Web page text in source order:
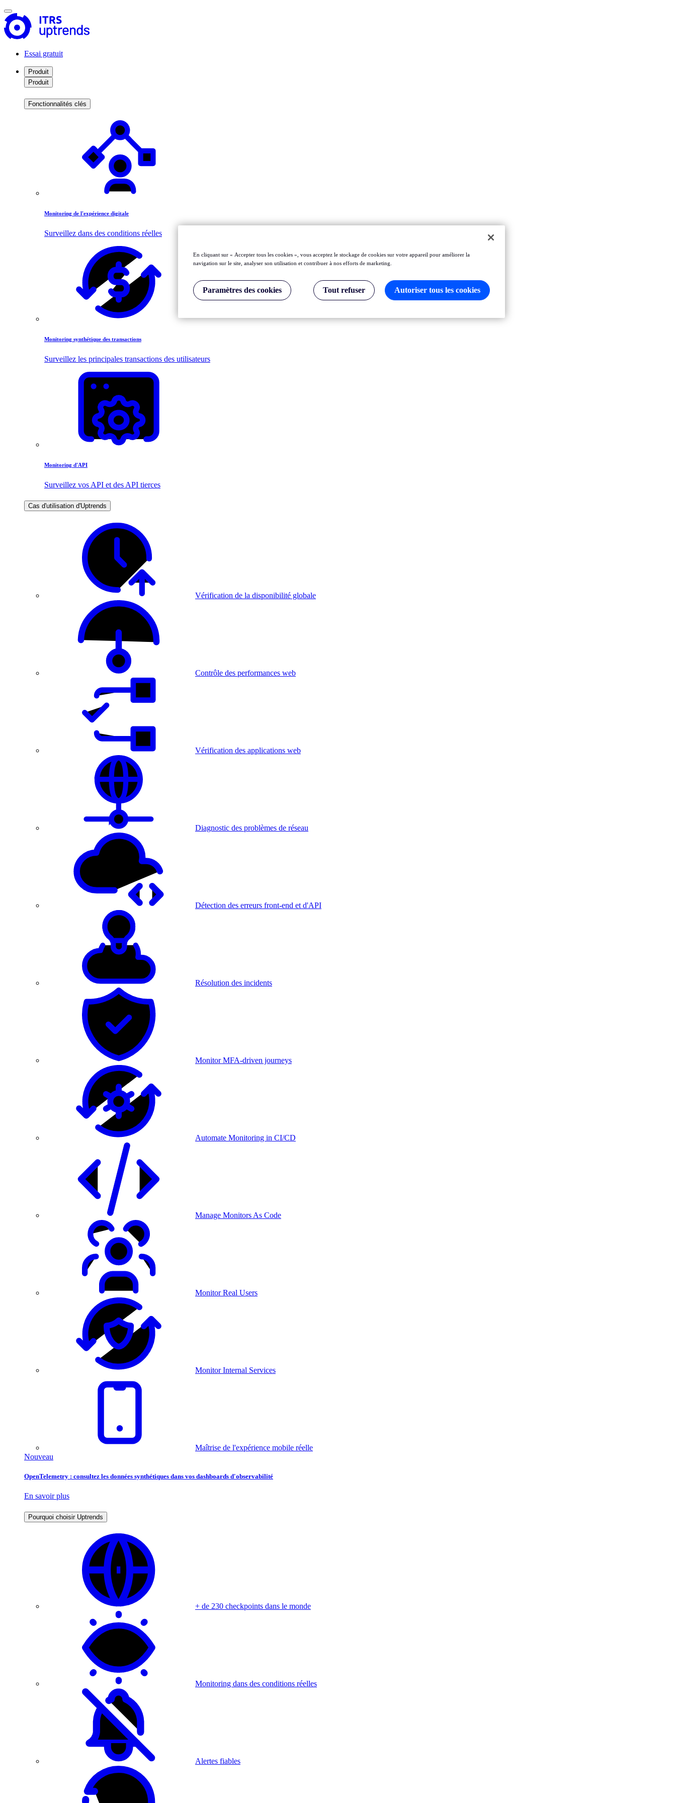
Essai gratuit
Produit
Produit
Fonctionnalités clés
Monitoring de l'expérience digitale
Surveillez dans des conditions réelles
Monitoring synthétique des transactions
Surveillez les principales transactions des utilisateurs
Monitoring d'API
Surveillez vos API et des API tierces
Cas d'utilisation d'Uptrends
Vérification de la disponibilité globale
Contrôle des performances web
Vérification des applications web
Diagnostic des problèmes de réseau
Détection des erreurs front-end et d'API
Résolution des incidents
Monitor MFA-driven journeys
Automate Monitoring in CI/CD
Manage Monitors As Code
Monitor Real Users
Monitor Internal Services
Maîtrise de l'expérience mobile réelle
Nouveau
OpenTelemetry : consultez les données synthétiques dans vos dashboards d'observabilité
En savoir plus
Pourquoi choisir Uptrends
+ de 230 checkpoints dans le monde
Monitoring dans des conditions réelles
Alertes fiables
En cliquant sur « Accepter tous les cookies », vous acceptez le stockage de cookies sur votre appareil pour améliorer la
navigation sur le site, analyser son utilisation et contribuer à nos efforts de marketing.
Paramètres des cookies Tout refuser Autoriser tous les cookies